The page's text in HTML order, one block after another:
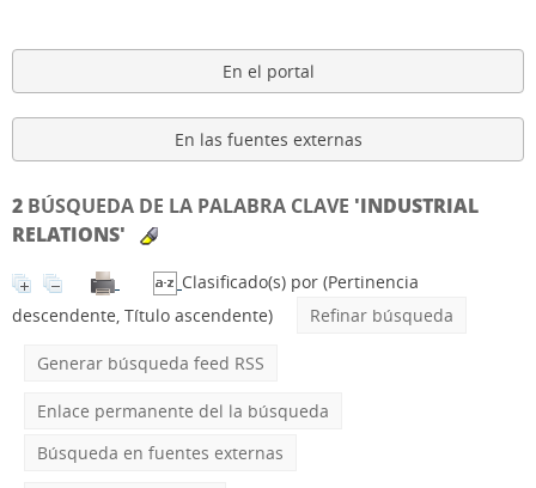
En el portal
En las fuentes externas
2 BÚSQUEDA DE LA PALABRA CLAVE 'INDUSTRIAL
RELATIONS'
Clasificado(s) por (Pertinencia
descendente, Título ascendente)
Refinar búsqueda
Generar búsqueda feed RSS
Enlace permanente del la búsqueda
Búsqueda en fuentes externas